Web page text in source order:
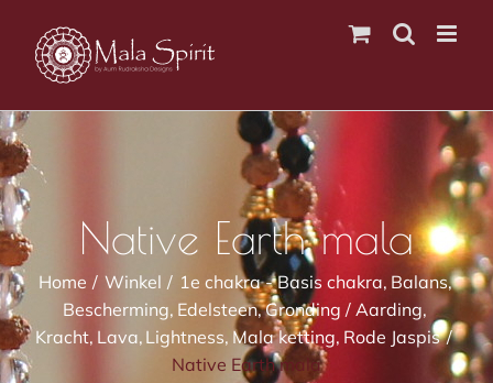
naar
inhoud
Native Earth mala
Home Winkel 1e chakra - Basis chakra Balans
Bescherming Edelsteen Gronding / Aarding
Kracht Lava Lightness Mala ketting Rode Jaspis
Native Earth mala